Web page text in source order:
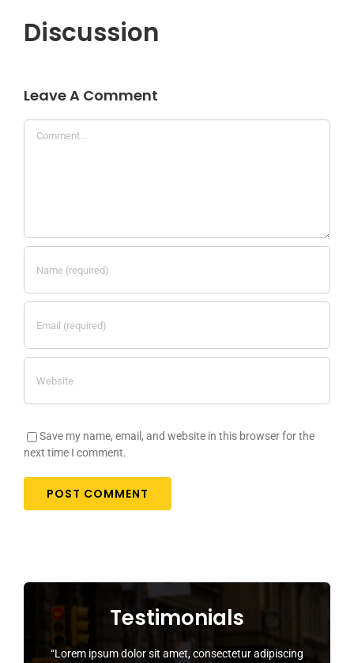
Discussion
Leave A Comment
Comment
Save my name, email, and website in this browser for the
next time I comment.
Testimonials
“Lorem ipsum dolor sit amet, consectetur adipiscing